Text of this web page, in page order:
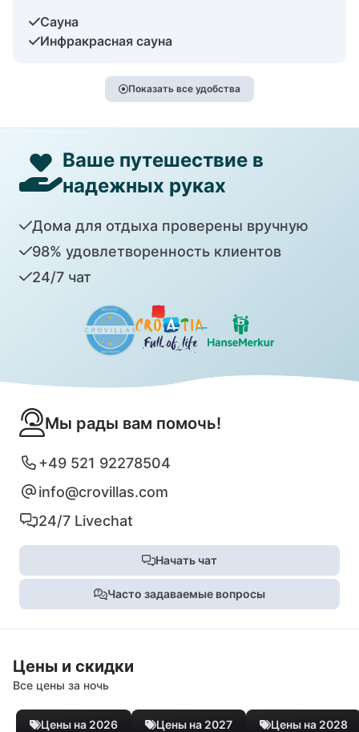
Сауна
Инфракрасная сауна
Показать все удобства
Ваше путешествие в
надежных руках
Дома для отдыха проверены вручную
98% удовлетворенность клиентов
24/7 чат
Мы рады вам помочь!
+49 521 92278504
info@crovillas.com
24/7 Livechat
Начать чат
Часто задаваемые вопросы
Цены и скидки
Все цены за ночь
Цены на 2026 Цены на 2027 Цены на 2028